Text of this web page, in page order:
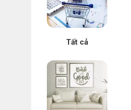
Tất cả